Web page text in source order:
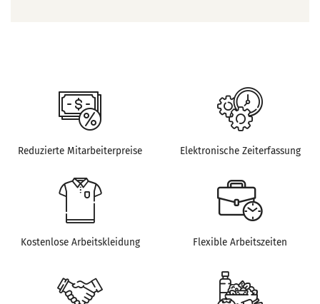
Reduzierte Mitarbeiterpreise Elektronische Zeiterfassung
Kostenlose Arbeitskleidung Flexible Arbeitszeiten